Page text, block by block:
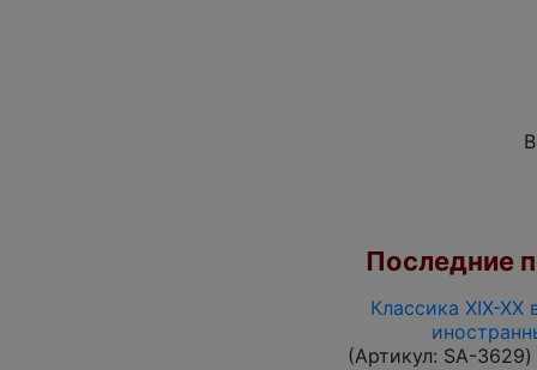
Последние
Классика XIX-
(Артикул: SA-3629)